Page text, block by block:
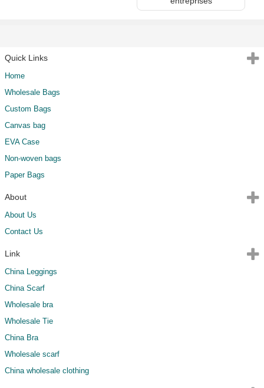
Quick Links
Home
Wholesale Bags
Custom Bags
Canvas bag
EVA Case
Non-woven bags
Paper Bags
About
About Us
Contact Us
Link
China Leggings
China Scarf
Wholesale bra
Wholesale Tie
China Bra
Wholesale scarf
China wholesale clothing